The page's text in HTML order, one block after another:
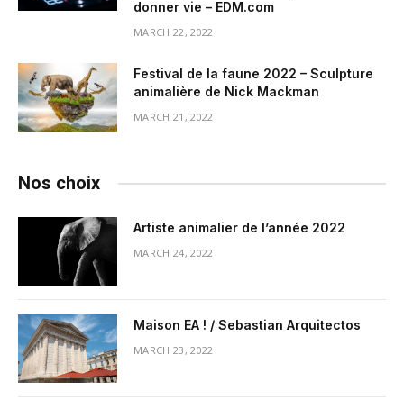
donner vie – EDM.com
MARCH 22, 2022
Festival de la faune 2022 – Sculpture
animalière de Nick Mackman
MARCH 21, 2022
Nos choix
Artiste animalier de l’année 2022
MARCH 24, 2022
Maison EA ! / Sebastian Arquitectos
MARCH 23, 2022